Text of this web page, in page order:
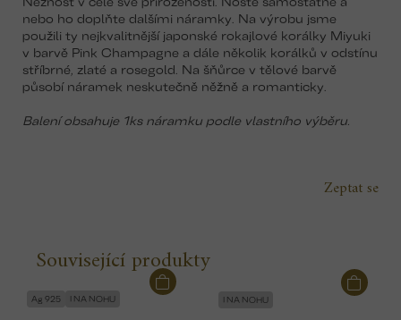
nebo ho doplňte dalšími náramky. Na výrobu jsme
použili ty nejkvalitnější japonské rokajlové korálky Miyuki
v barvě Pink Champagne a dále několik korálků v odstínu
stříbrné, zlaté a rosegold. Na šňůrce v tělové barvě
působí náramek neskutečně něžně a romanticky.
Balení obsahuje 1ks náramku podle vlastního výběru.
Zeptat se
Související produkty
Ag 925 I NA NOHU I NA NOHU